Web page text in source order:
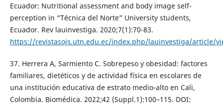
Ecuador: Nutritional assessment and body image self-
perception in “Técnica del Norte” University students,
Ecuador. Rev lauinvestiga. 2020;7(1):70-83.
https://revistasojs.utn.edu.ec/index.php/lauinvestiga/article/
37. Herrera A, Sarmiento C. Sobrepeso y obesidad: factores
familiares, dietéticos y de actividad física en escolares de
una institución educativa de estrato medio-alto en Cali,
Colombia. Biomédica. 2022;42 (Suppl.1):100–115. DOI: